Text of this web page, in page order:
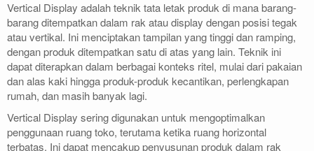
Vertical Display adalah teknik tata letak produk di mana barang-
barang ditempatkan dalam rak atau display dengan posisi tegak
atau vertikal. Ini menciptakan tampilan yang tinggi dan ramping,
dengan produk ditempatkan satu di atas yang lain. Teknik ini
dapat diterapkan dalam berbagai konteks ritel, mulai dari pakaian
dan alas kaki hingga produk-produk kecantikan, perlengkapan
rumah, dan masih banyak lagi.
Vertical Display sering digunakan untuk mengoptimalkan
penggunaan ruang toko, terutama ketika ruang horizontal
terbatas. Ini dapat mencakup penyusunan produk dalam rak